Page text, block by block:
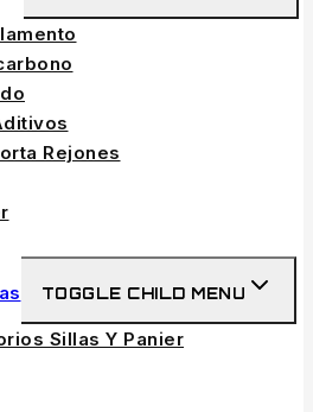
Rejones
TOGGLE CHILD MENU
Sillas Y Panier